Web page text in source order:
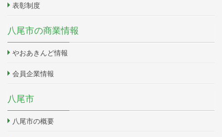
表彰制度
八尾市の商業情報
やおあきんど情報
会員企業情報
八尾市
八尾市の概要